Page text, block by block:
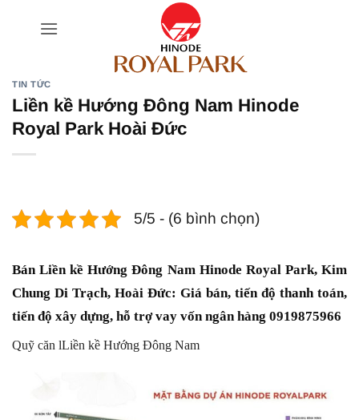
TIN TỨC
Liền kề Hướng Đông Nam Hinode
Royal Park Hoài Đức
5/5 - (6 bình chọn)
Bán Liền kề Hướng Đông Nam Hinode Royal Park, Kim
Chung Di Trạch, Hoài Đức: Giá bán, tiến độ thanh toán,
tiến độ xây dựng, hỗ trợ vay vốn ngân hàng 0919875966
Quỹ căn lLiền kề Hướng Đông Nam